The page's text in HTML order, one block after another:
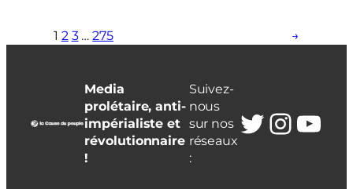
1 2 3 … 275 →
Media
prolétaire, anti-
impérialiste et
révolutionnaire
!
Suivez-
nous
sur nos
réseaux
:
Twitter